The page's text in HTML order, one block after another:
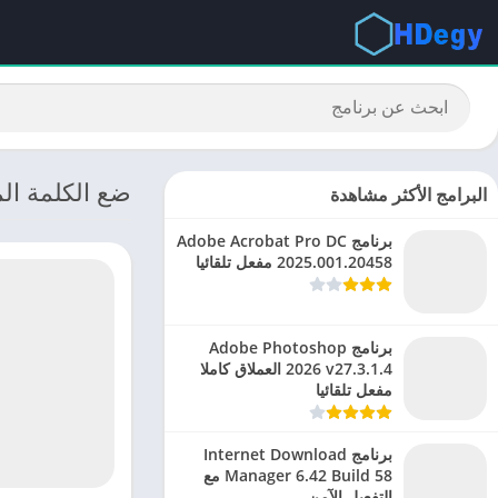
ضع الكلمة البرامج الأكثر مشاهدة
برنامج Adobe Acrobat Pro DC
2025.001.20458 مفعل تلقائيا
برنامج Adobe Photoshop
2026 v27.3.1.4 العملاق كاملا
مفعل تلقائيا
برنامج Internet Download
Manager 6.42 Build 58 مع